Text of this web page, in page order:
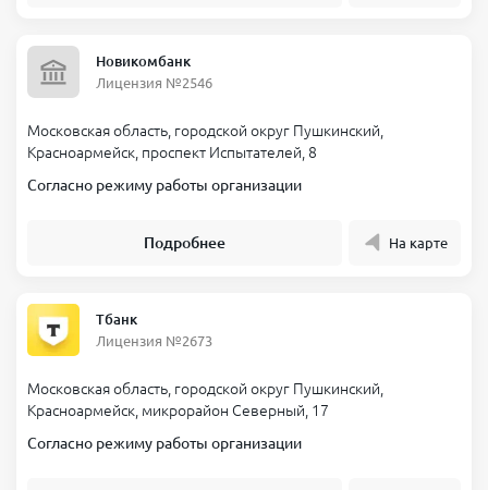
Новикомбанк
Лицензия №2546
Московская область, городской округ Пушкинский,
Красноармейск, проспект Испытателей, 8
Согласно режиму работы организации
Подробнее На карте
Тбанк
Лицензия №2673
Московская область, городской округ Пушкинский,
Красноармейск, микрорайон Северный, 17
Согласно режиму работы организации